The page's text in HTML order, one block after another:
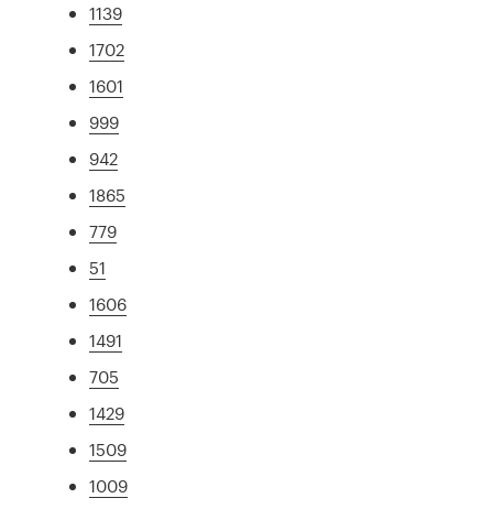
1139
1702
1601
999
942
1865
779
51
1606
1491
705
1429
1509
1009